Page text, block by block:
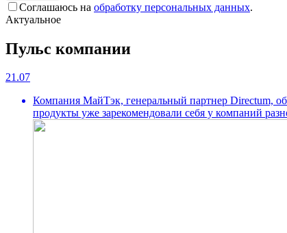
Соглашаюсь на обработку персональных данных.
Актуальное
Пульс компании
21.07
Компания МайТэк, генеральный партнер Directum,
продукты уже зарекомендовали себя у компаний